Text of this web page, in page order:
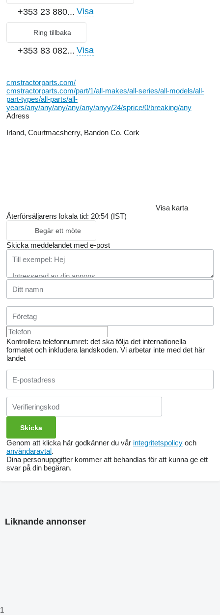
+353 23 880... Visa
Ring tillbaka
+353 83 082... Visa
cmstractorparts.com/
cmstractorparts.com/part/1/all-makes/all-series/all-models/all-
part-types/all-parts/all-
years/any/any/any/any/any/anyy/24/sprice/0/breaking/any
Adress
Irland, Courtmacsherry, Bandon Co. Cork
Visa karta
Återförsäljarens lokala tid: 20:54 (IST)
Begär ett möte
Skicka meddelandet med e-post
Kontrollera telefonnumret: det ska följa det internationella
formatet och inkludera landskoden. Vi arbetar inte med det här
landet
Genom att klicka här godkänner du vår integritetspolicy och
användaravtal.
Dina personuppgifter kommer att behandlas för att kunna ge ett
svar på din begäran.
Liknande annonser
1